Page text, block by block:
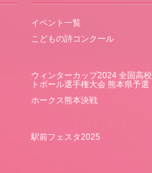
イベント一覧
こどもの詩コンクール
ウィンターカップ2024 全国高
トボール選手権大会 熊本県予選
ホークス熊本決戦
駅前フェスタ2025